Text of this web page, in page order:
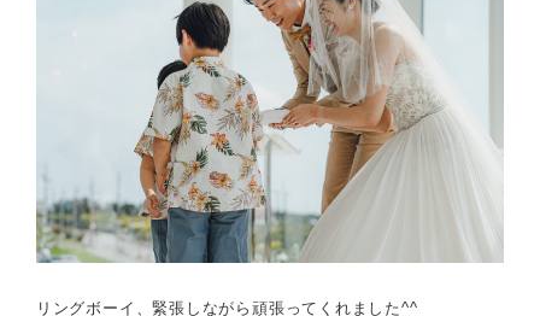
リングボーイ、緊張しながら頑張ってくれました^^